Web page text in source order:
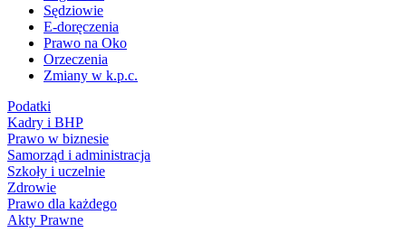
Sędziowie
E-doręczenia
Prawo na Oko
Orzeczenia
Zmiany w k.p.c.
Podatki
Kadry i BHP
Prawo w biznesie
Samorząd i administracja
Szkoły i uczelnie
Zdrowie
Prawo dla każdego
Akty Prawne